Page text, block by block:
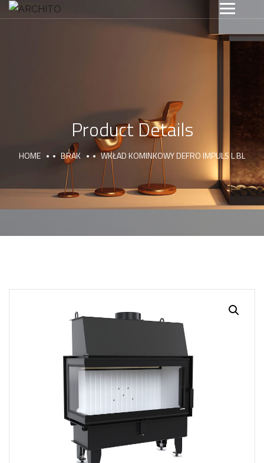
Product Details
HOME BRAK WKŁAD KOMINKOWY DEFRO IMPULS L BL